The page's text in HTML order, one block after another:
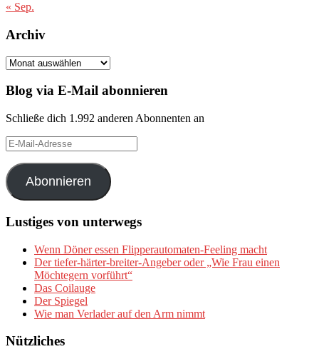
« Sep.
Archiv
Archiv
Blog via E-Mail abonnieren
Schließe dich 1.992 anderen Abonnenten an
E-
Mail-
Adresse
Abonnieren
Lustiges von unterwegs
Wenn Döner essen Flipperautomaten-Feeling macht
Der tiefer-härter-breiter-Angeber oder „Wie Frau einen
Möchtegern vorführt“
Das Coilauge
Der Spiegel
Wie man Verlader auf den Arm nimmt
Nützliches